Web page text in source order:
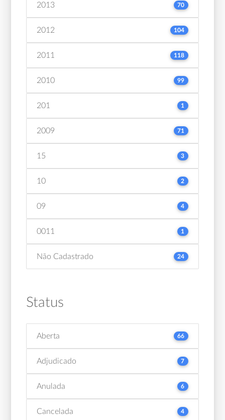
2013 70
2012 104
2011 118
2010 99
201 1
2009 71
15 3
10 2
09 4
0011 1
Não Cadastrado 24
Status
Aberta 66
Adjudicado 7
Anulada 6
Cancelada 4